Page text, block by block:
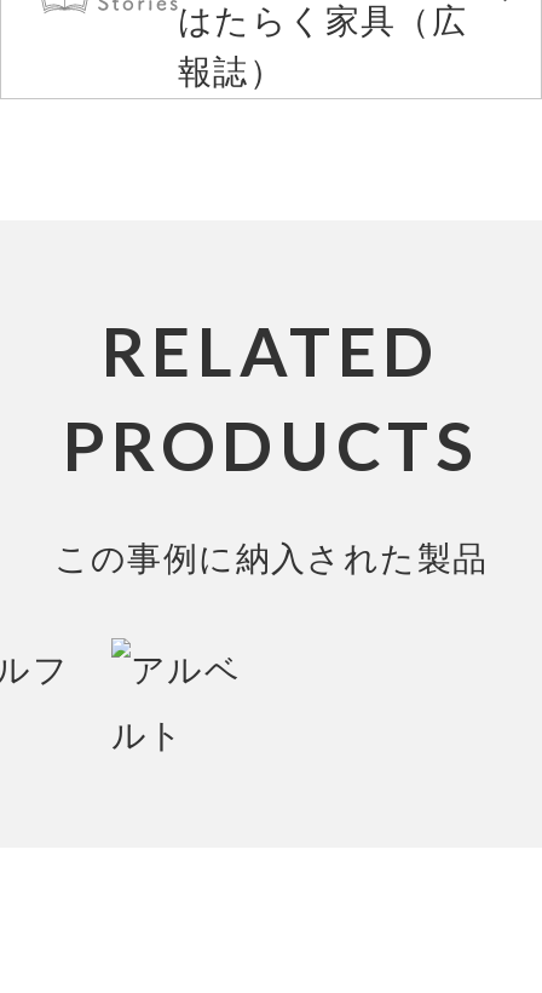
はたらく家具（広
報誌）
RELATED
PRODUCTS
この事例に納入された製品